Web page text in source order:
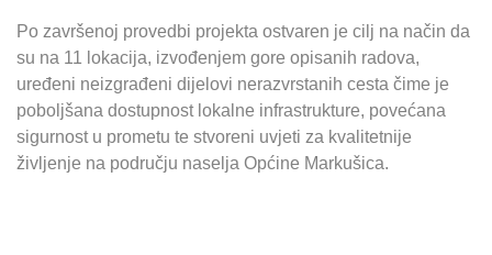
Po završenoj provedbi projekta ostvaren je cilj na način da
su na 11 lokacija, izvođenjem gore opisanih radova,
uređeni neizgrađeni dijelovi nerazvrstanih cesta čime je
poboljšana dostupnost lokalne infrastrukture, povećana
sigurnost u prometu te stvoreni uvjeti za kvalitetnije
življenje na području naselja Općine Markušica.